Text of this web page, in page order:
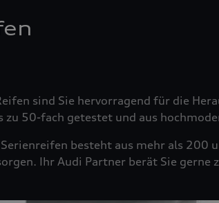
sind Sie hervorragend für die
zu 50-fach getestet und aus
besteht aus mehr als
Ihr Audi Partner berät Sie gerne